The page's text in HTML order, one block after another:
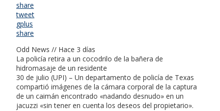
share
tweet
gplus
share
Odd News // Hace 3 días
La policía retira a un cocodrilo de la bañera de
hidromasaje de un residente
30 de julio (UPI) – Un departamento de policía de Texas
compartió imágenes de la cámara corporal de la captura
de un caimán encontrado «nadando desnudo» en un
jacuzzi «sin tener en cuenta los deseos del propietario».